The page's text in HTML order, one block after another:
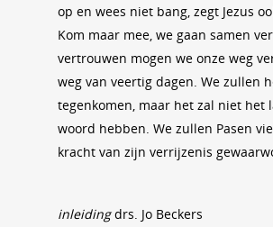
op en wees niet bang, zegt Jezus
Kom maar mee, we gaan samen
vertrouwen mogen we onze weg
weg van veertig dagen. We zullen
tegenkomen, maar het zal niet het
woord hebben. We zullen Pasen
kracht van zijn verrijzenis
inleidingdrs. Jo Beckers